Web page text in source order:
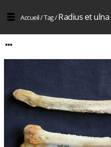
Accueil/Tag/Radius et ulna